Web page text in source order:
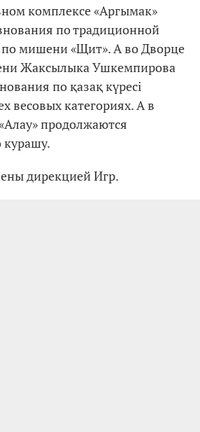
комплексе «Аргымак»
по традиционной
по мишени «Щит». А во Дворце
Жаксылыка Ушкемпирова
по қазақ күресі
весовых категориях. А в
продолжаются
курашу.
дирекцией Игр.